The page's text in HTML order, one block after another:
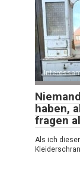
haben,
fragen
Als ich